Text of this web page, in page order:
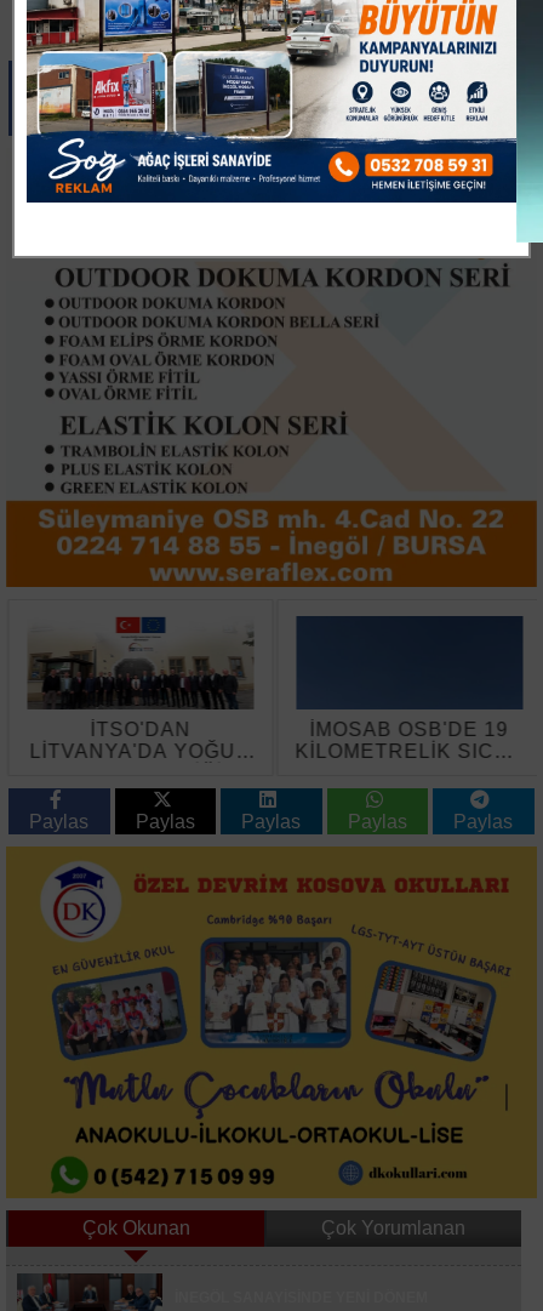
Paylas Paylas Paylas Paylas Paylas
İTSO'DAN
LİTVANYA'DA YOĞUN
İMOSAB OSB'DE 19
KİLOMETRELİK SICAK
BAŞLADI
Paylas
Paylas Paylas Paylas Paylas
Çok Okunan Çok Yorumlanan